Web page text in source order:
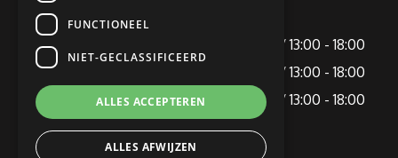
Dinsdag
09:00 - 12:00 / 13:00 - 18:00
09:00 - 12:00 / 13:00 - 18:00
Vrijdag
09:00 - 12:00 / 13:00 - 18:00
Zaterdag
09:00 - 16:00
Zondag
Gesloten
FUNCTIONEEL
NIET-GECLASSIFICEERD
ALLES ACCEPTEREN
ALLES AFWIJZEN